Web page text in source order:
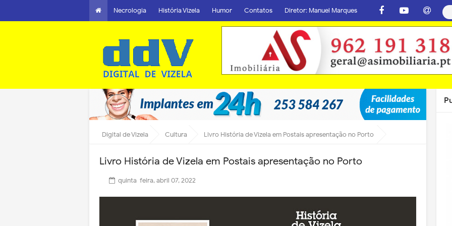
Necrologia História Vizela Humor Contatos Diretor: Manuel Marques
Digital de Vizela Cultura Livro História de Vizela em Postais apresentação no Porto
Livro História de Vizela em Postais apresentação no Porto
quinta-feira, abril 07, 2022